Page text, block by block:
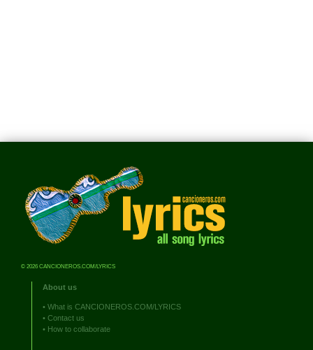
© 2026 CANCIONEROS.COM/LYRICS
About us
• What is CANCIONEROS.COM/LYRICS
• Contact us
• How to collaborate